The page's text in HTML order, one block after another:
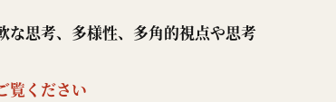
様性、多角的視点や思考
覧ください